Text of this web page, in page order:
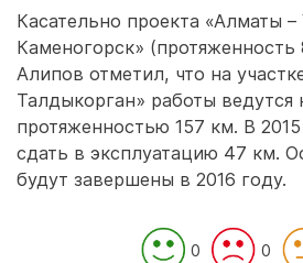
Касательно проекта «Алматы –
Каменогорск»
Алипов отметил, что на
Талдыкорган» работы ведутся
протяженностью 157 км. В
сдать в эксплуатацию 47 км.
будут завершены в 2016 году.
0 0